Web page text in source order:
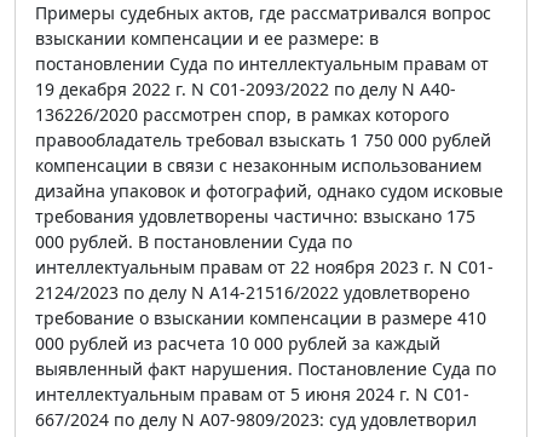
Примеры судебных актов, где рассматривался вопрос
взыскании компенсации и ее размере: в
постановлении Суда по интеллектуальным правам от
19 декабря 2022 г. N С01-2093/2022 по делу N А40-
136226/2020 рассмотрен спор, в рамках которого
правообладатель требовал взыскать 1 750 000 рублей
компенсации в связи с незаконным использованием
дизайна упаковок и фотографий, однако судом исковые
требования удовлетворены частично: взыскано 175
000 рублей. В постановлении Суда по
интеллектуальным правам от 22 ноября 2023 г. N С01-
2124/2023 по делу N А14-21516/2022 удовлетворено
требование о взыскании компенсации в размере 410
000 рублей из расчета 10 000 рублей за каждый
выявленный факт нарушения. Постановление Суда по
интеллектуальным правам от 5 июня 2024 г. N С01-
667/2024 по делу N А07-9809/2023: суд удовлетворил